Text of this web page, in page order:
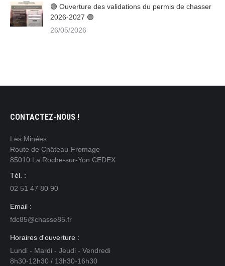
🟢 Ouverture des validations du permis de chasser
2026-2027 🟢
26/05/2026
CONTACTEZ-NOUS !
Les Minées
Route de Château-Fromage
85010 La Roche-sur-Yon CEDEX
Tél. :
02 51 47 80 90
Email :
fdc85@chasse85.fr
Horaires d'ouverture :
Lundi - Mardi - Jeudi - Vendredi
8h30-12h30 / 13h30-16h30